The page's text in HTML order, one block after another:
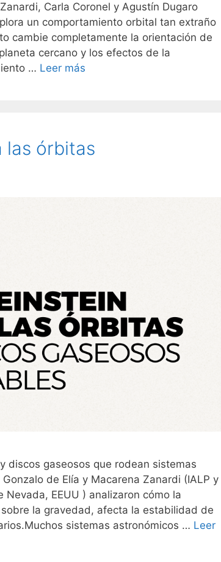
Carla Coronel y Agustín Dugaro
un comportamiento orbital tan extraño
cambie completamente la orientación de
cercano y los efectos de la
… Leer más
las órbitas
discos gaseosos que rodean sistemas
de Elía y Macarena Zanardi (IALP y
EEUU ) analizaron cómo la
la gravedad, afecta la estabilidad de
sistemas astronómicos … Leer